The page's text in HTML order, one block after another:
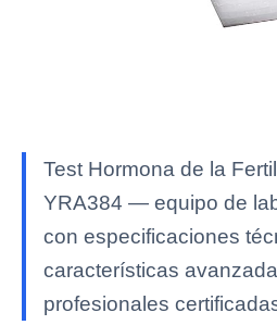
Test Hormona de la
YRA384 — equipo de
con especificaciones
características
profesionales